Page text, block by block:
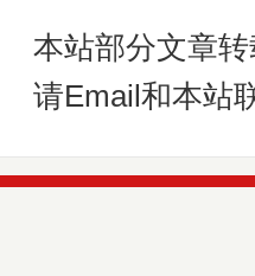
本站部分文章
请Email和本站